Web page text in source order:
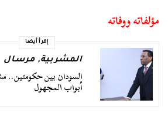
مؤلفاته ووفاته
إقرأ أيضا
المشربية,مرسال
السودان بين حكومتين..
أبواب المجهول